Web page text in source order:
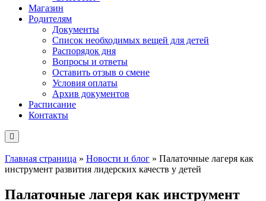
Магазин
Родителям
Документы
Список необходимых вещей для детей
Распорядок дня
Вопросы и ответы
Оставить отзыв о смене
Условия оплаты
Архив документов
Расписание
Контакты
Главная страница » Новости и блог » Палаточные лагеря как
инструмент развития лидерских качеств у детей
Палаточные лагеря как инструмент